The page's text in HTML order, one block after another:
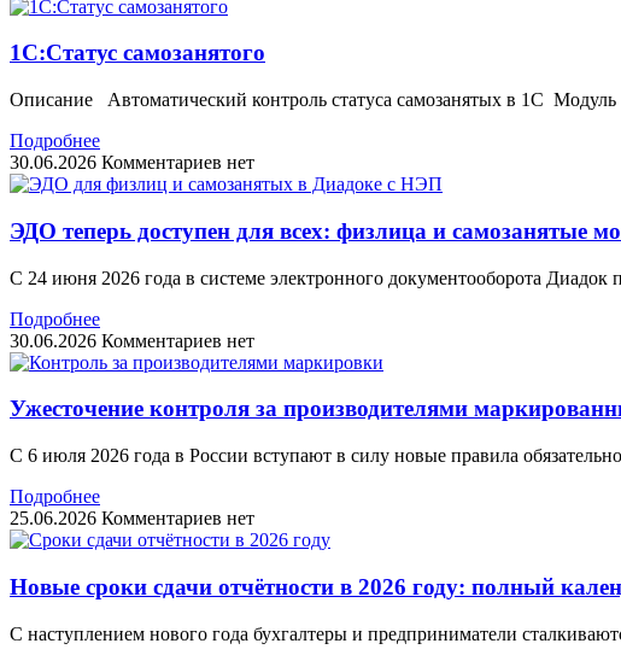
1С:Статус самозанятого
Описание Автоматический контроль статуса самозанятых в 1С Модуль
Подробнее
30.06.2026 Комментариев нет
ЭДО теперь доступен для всех: физлица и самозанятые
С 24 июня 2026 года в системе электронного документооборота
Подробнее
30.06.2026 Комментариев нет
Ужесточение контроля за производителями
С 6 июля 2026 года в России вступают в силу новые правила
Подробнее
25.06.2026 Комментариев нет
Новые сроки сдачи отчётности в 2026 году: полный
С наступлением нового года бухгалтеры и предприниматели